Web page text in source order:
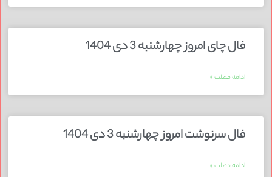
فال چای امروز چهارشنبه 3 دی 1404
ادامه مطلب »
فال سرنوشت امروز چهارشنبه 3 دی 1404
ادامه مطلب »